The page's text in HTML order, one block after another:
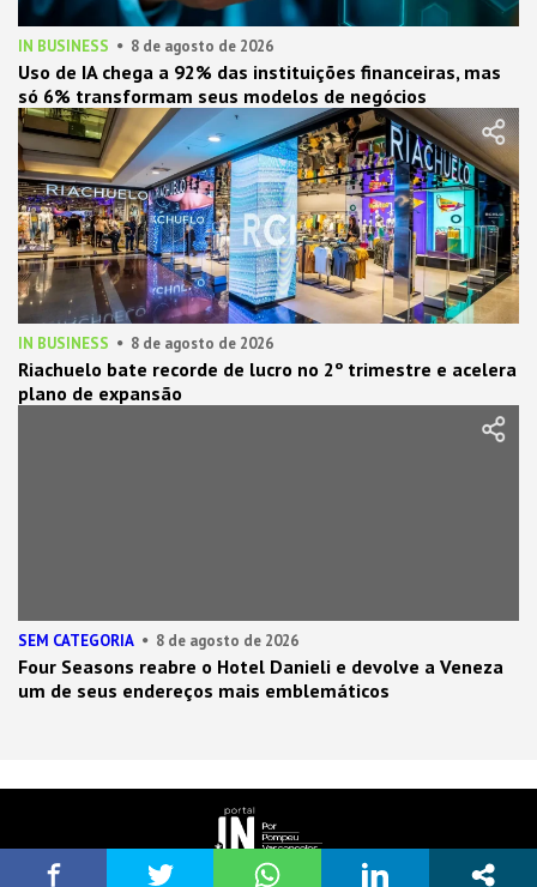
IN BUSINESS 8 de agosto de 2026
Uso de IA chega a 92% das instituições financeiras, mas
só 6% transformam seus modelos de negócios
IN BUSINESS 8 de agosto de 2026
Riachuelo bate recorde de lucro no 2º trimestre e acelera
plano de expansão
SEM CATEGORIA 8 de agosto de 2026
Four Seasons reabre o Hotel Danieli e devolve a Veneza
um de seus endereços mais emblemáticos